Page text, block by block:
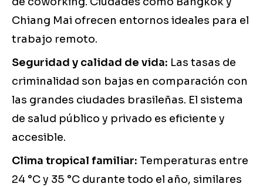
Chiang Mai ofrecen entornos ideales para el
trabajo remoto.
Seguridad y calidad de vida: Las tasas de
criminalidad son bajas en comparación con
las grandes ciudades brasileñas. El sistema
de salud público y privado es eficiente y
accesible.
Clima tropical familiar: Temperaturas entre
24 °C y 35 °C durante todo el año, similares